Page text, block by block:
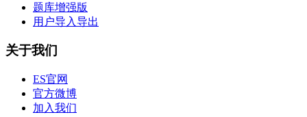
题库增强版
用户导入导出
关于我们
ES官网
官方微博
加入我们